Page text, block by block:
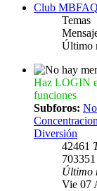
Club MBFAQ
Temas
Último
Haz LOGIN
funciones
Subforos:
Diversión
42461
703351
Último
Vie 07